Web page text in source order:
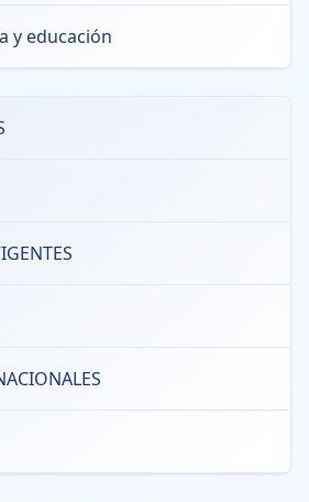
y educación